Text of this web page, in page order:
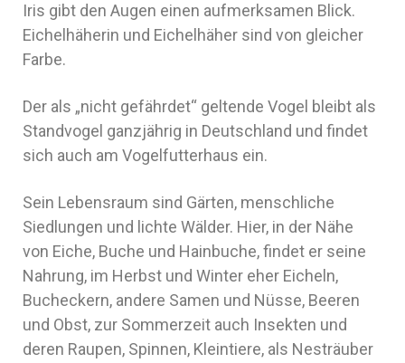
Iris gibt den Augen einen aufmerksamen Blick.
Eichelhäherin und Eichelhäher sind von gleicher
Farbe.
Der als „nicht gefährdet“ geltende Vogel bleibt als
Standvogel ganzjährig in Deutschland und findet
sich auch am Vogelfutterhaus ein.
Sein Lebensraum sind Gärten, menschliche
Siedlungen und lichte Wälder. Hier, in der Nähe
von Eiche, Buche und Hainbuche, findet er seine
Nahrung, im Herbst und Winter eher Eicheln,
Bucheckern, andere Samen und Nüsse, Beeren
und Obst, zur Sommerzeit auch Insekten und
deren Raupen, Spinnen, Kleintiere, als Nesträuber